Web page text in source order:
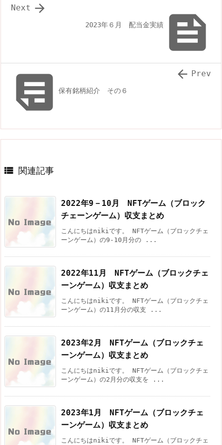

2023年６月 配当金実績

Next
保有銘柄紹介 その６
 Prev
 関連記事
2022年9－10月 NFTゲーム（ブロック
チェーンゲーム）収支まとめ
こんにちはnikiです。 NFTゲーム（ブロックチェ
ーンゲーム）の9-10月分の ...
2022年11月 NFTゲーム（ブロックチェ
ーンゲーム）収支まとめ
こんにちはnikiです。 NFTゲーム（ブロックチェ
ーンゲーム）の11月分の収支 ...
2023年2月 NFTゲーム（ブロックチェ
ーンゲーム）収支まとめ
こんにちはnikiです。 NFTゲーム（ブロックチェ
ーンゲーム）の2月分の収支を ...
2023年1月 NFTゲーム（ブロックチェ
ーンゲーム）収支まとめ
こんにちはnikiです。 NFTゲーム（ブロックチェ